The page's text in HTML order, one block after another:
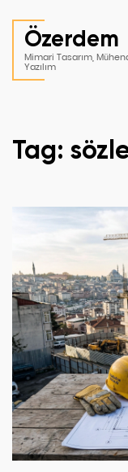
Özerdem
Mimari Tasarım,
Yazılım
Tag: